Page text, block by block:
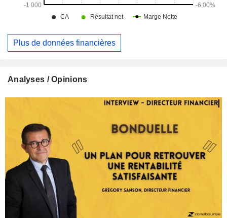
Plus de données financières
Analyses / Opinions